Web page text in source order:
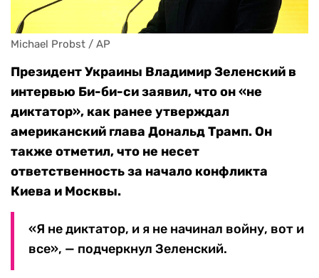
Michael Probst / AP
Президент Украины Владимир Зеленский в
интервью Би-би-си заявил, что он «не
диктатор», как ранее утверждал
американский глава Дональд Трамп. Он
также отметил, что не несет
ответственность за начало конфликта
Киева и Москвы.
«Я не диктатор, и я не начинал войну, вот и
все», — подчеркнул Зеленский.